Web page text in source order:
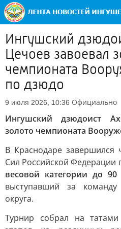
Ингушский
Цечоев завоевал
чемпионата
по дзюдо
9 июля 2026, 10:36 Официально
Ингушский дзюдоист
золото чемпионата
В Краснодаре
Сил Российской Федерации
весовой категории до
выступавший за
округа.
Турнир собрал на